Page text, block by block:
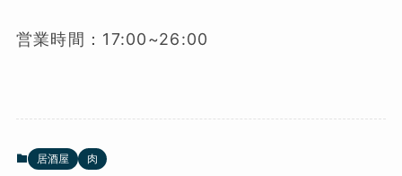
営業時間：17:00~26:00
居酒屋 肉